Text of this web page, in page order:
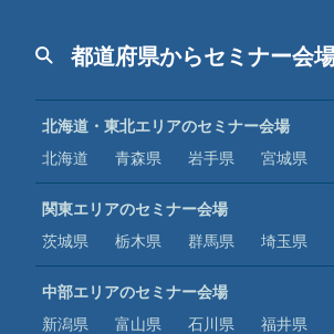
都道府県からセミナー会
北海道・東北エリアのセミナー会場
北海道
青森県 岩手県 宮城県
関東エリアのセミナー会場
茨城県
栃木県 群馬県 埼玉県
中部エリアのセミナー会場
新潟県
富山県 石川県 福井県